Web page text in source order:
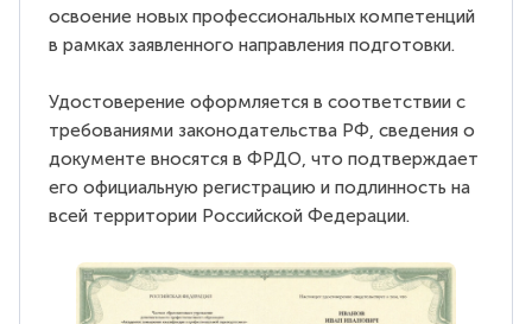
освоение новых профессиональных компетенций
в рамках заявленного направления подготовки.
Удостоверение оформляется в соответствии с
требованиями законодательства РФ, сведения о
документе вносятся в ФРДО, что подтверждает
его официальную регистрацию и подлинность на
всей территории Российской Федерации.